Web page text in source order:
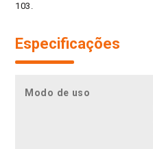
103.
Especificações
Modo de uso